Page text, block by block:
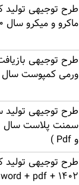
طرح توجیهی تولید
ماکرو و میکرو سال 1400 + pdf + word
طرح توجیهی
ورمی کمپوست سال 1400
طرح توجیهی
و Pdf )
طرح توجیهی تولید
1402 + word + pdf